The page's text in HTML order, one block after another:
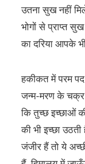
उतना सुख नहीं
भोगों से प्राप्त
का दरिया आपके
हकीकत में परम पद
जन्म-मरण के चक्र
कि तुच्छ इच्छाओं
की भी इच्छा
जंजीर हैं तो ये